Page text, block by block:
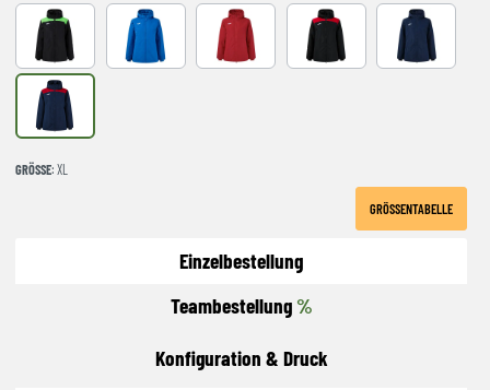
NEGRO-VERDE FLUOR
ROYAL red BLACK-RED NAVY
NAVY-RED
GRÖSSE : XL
GRÖSSENTABELLE
Einzelbestellung
Teambestellung %
Konfiguration & Druck